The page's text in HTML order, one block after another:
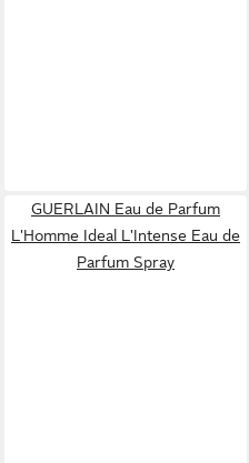
GUERLAIN Eau de Parfum
L'Homme Ideal L'Intense Eau de
Parfum Spray